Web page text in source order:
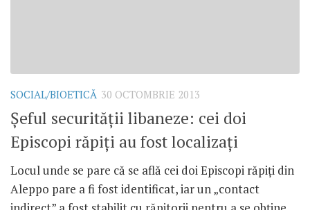
SOCIAL/BIOETICĂ 30 OCTOMBRIE 2013
Şeful securităţii libaneze: cei doi
Episcopi răpiţi au fost localizaţi
Locul unde se pare că se află cei doi Episcopi răpiţi din
Aleppo pare a fi fost identificat, iar un „contact